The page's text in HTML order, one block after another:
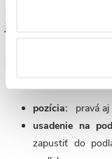
mnohých rokov bez
jedným z
pozícia:
pravá aj
usadenie na
zapustiť do